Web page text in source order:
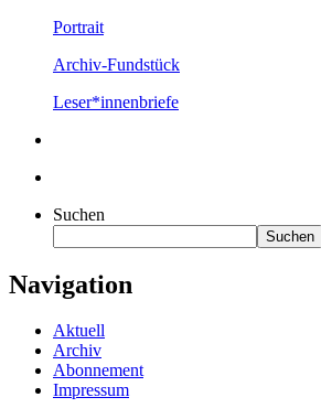
Portrait
Archiv-Fundstück
Leser*innenbriefe
Suchen
Suchen
Navigation
Aktuell
Archiv
Abonnement
Impressum